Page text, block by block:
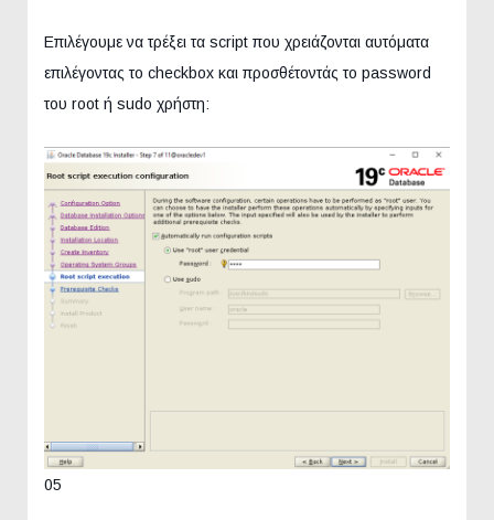
Επιλέγουμε να τρέξει τα script που χρειάζονται αυτόματα
επιλέγοντας το checkbox και προσθέτοντάς το password
του root ή sudo χρήστη:
05